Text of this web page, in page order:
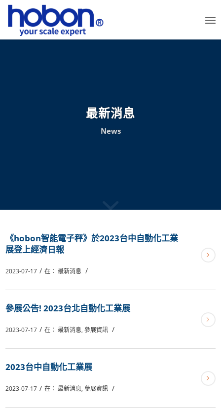
最新消息
News
《hobon智能電子秤》於2023台中自動化工業
展登上經濟日報
2023-07-17 / 在：最新消息 /
參展公告! 2023台北自動化工業展
2023-07-17 / 在：最新消息,參展資訊 /
2023台中自動化工業展
2023-07-17 / 在：最新消息,參展資訊 /